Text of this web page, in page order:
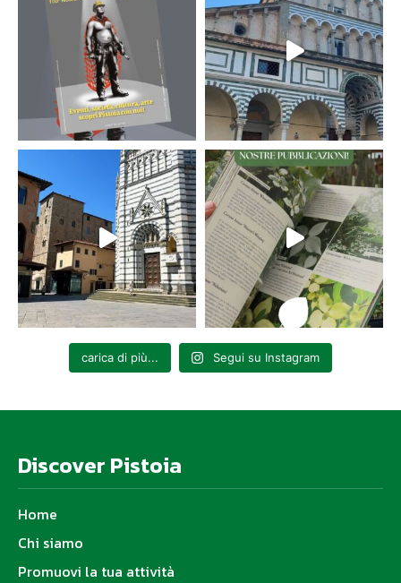
carica di più... Segui su Instagram
Discover Pistoia
Home
Chi siamo
Promuovi la tua attività